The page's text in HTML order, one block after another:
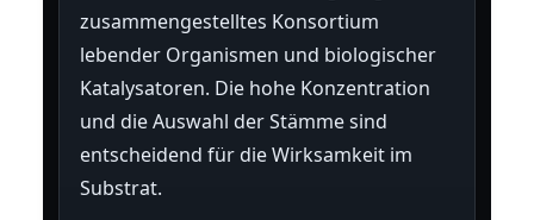
zusammengestelltes Konsortium
lebender Organismen und biologischer
Katalysatoren. Die hohe Konzentration
und die Auswahl der Stämme sind
entscheidend für die Wirksamkeit im
Substrat.